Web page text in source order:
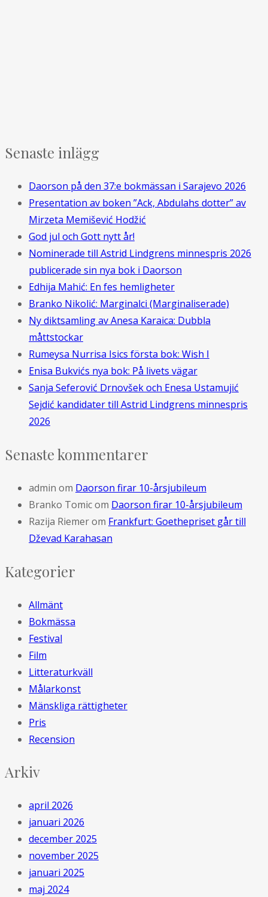
Senaste inlägg
Daorson på den 37:e bokmässan i Sarajevo 2026
Presentation av boken ”Ack, Abdulahs dotter” av
Mirzeta Memišević Hodžić
God jul och Gott nytt år!
Nominerade till Astrid Lindgrens minnespris 2026
publicerade sin nya bok i Daorson
Edhija Mahić: En fes hemligheter
Branko Nikolić: Marginalci (Marginaliserade)
Ny diktsamling av Anesa Karaica: Dubbla
måttstockar
Rumeysa Nurrisa Isics första bok: Wish I
Enisa Bukvićs nya bok: På livets vägar
Sanja Seferović Drnovšek och Enesa Ustamujić
Sejdić kandidater till Astrid Lindgrens minnespris
2026
Senaste kommentarer
admin om Daorson firar 10-årsjubileum
Branko Tomicom Daorson firar 10-årsjubileum
Razija Riemerom Frankfurt: Goethepriset går till
Dževad Karahasan
Kategorier
Allmänt
Bokmässa
Festival
Film
Litteraturkväll
Målarkonst
Mänskliga rättigheter
Pris
Recension
Arkiv
april 2026
januari 2026
december 2025
november 2025
januari 2025
maj 2024